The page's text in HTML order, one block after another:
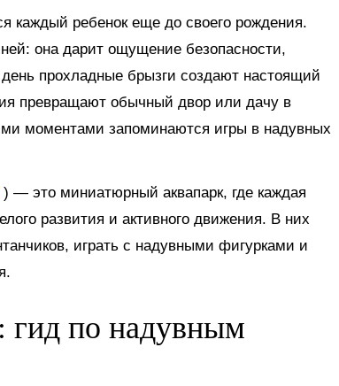
каждый ребенок еще до своего рождения.
она дарит ощущение безопасности,
прохладные брызги создают настоящий
превращают обычный двор или дачу в
моментами запоминаются игры в надувных
) — это миниатюрный аквапарк, где каждая
развития и активного движения. В них
играть с надувными фигурками и
гид по надувным